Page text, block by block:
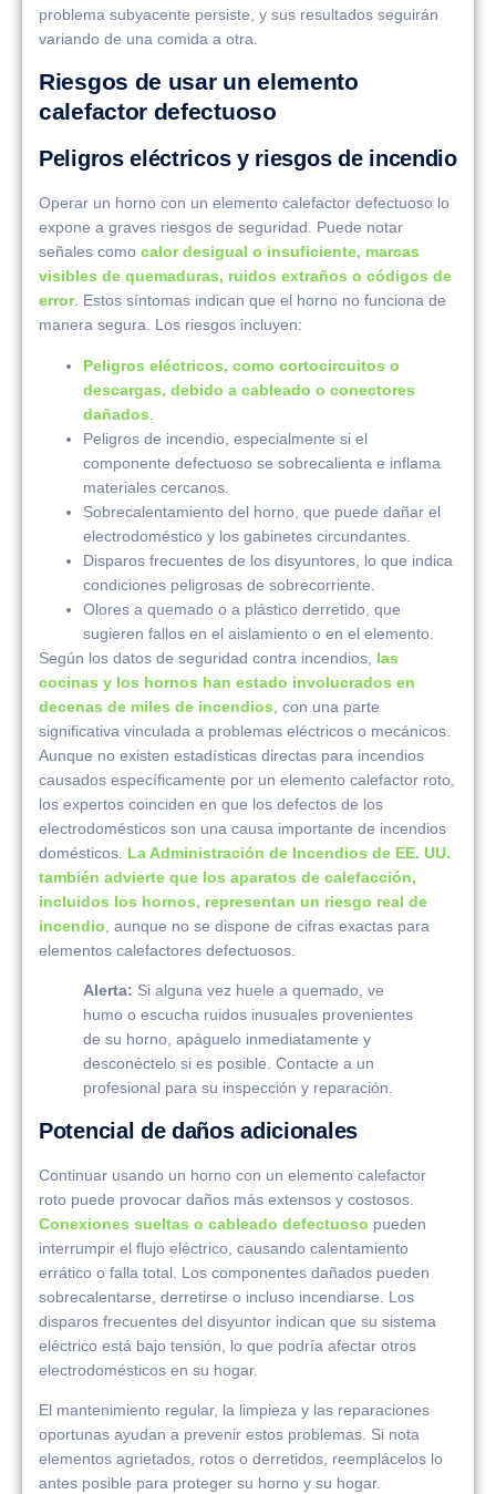
problema subyacente persiste, y sus resultados seguirán
variando de una comida a otra.
Riesgos de usar un elemento
calefactor defectuoso
Peligros eléctricos y riesgos de incendio
Operar un horno con un elemento calefactor defectuoso lo
expone a graves riesgos de seguridad. Puede notar
señales como calor desigual o insuficiente, marcas
visibles de quemaduras, ruidos extraños o códigos de
error. Estos síntomas indican que el horno no funciona de
manera segura. Los riesgos incluyen:
Peligros eléctricos, como cortocircuitos o
descargas, debido a cableado o conectores
dañados
Peligros de incendio, especialmente si el
componente defectuoso se sobrecalienta e inflama
materiales cercanos.
Sobrecalentamiento del horno, que puede dañar el
electrodoméstico y los gabinetes circundantes.
Disparos frecuentes de los disyuntores, lo que indica
condiciones peligrosas de sobrecorriente.
Olores a quemado o a plástico derretido, que
sugieren fallos en el aislamiento o en el elemento.
Según los datos de seguridad contra incendios, las
cocinas y los hornos han estado involucrados en
decenas de miles de incendios , con una parte
significativa vinculada a problemas eléctricos o mecánicos.
Aunque no existen estadísticas directas para incendios
causados específicamente por un elemento calefactor roto,
los expertos coinciden en que los defectos de los
electrodomésticos son una causa importante de incendios
domésticos. La Administración de Incendios de EE. UU.
también advierte que los aparatos de calefacción,
incluidos los hornos, representan un riesgo real de
incendio , aunque no se dispone de cifras exactas para
elementos calefactores defectuosos.
Alerta: Si alguna vez huele a quemado, ve
humo o escucha ruidos inusuales provenientes
de su horno, apáguelo inmediatamente y
desconéctelo si es posible. Contacte a un
profesional para su inspección y reparación.
Potencial de daños adicionales
Continuar usando un horno con un elemento calefactor
roto puede provocar daños más extensos y costosos.
Conexiones sueltas o cableado defectuoso pueden
interrumpir el flujo eléctrico, causando calentamiento
errático o falla total. Los componentes dañados pueden
sobrecalentarse, derretirse o incluso incendiarse. Los
disparos frecuentes del disyuntor indican que su sistema
eléctrico está bajo tensión, lo que podría afectar otros
electrodomésticos en su hogar.
El mantenimiento regular, la limpieza y las reparaciones
oportunas ayudan a prevenir estos problemas. Si nota
elementos agrietados, rotos o derretidos, reemplácelos lo
antes posible para proteger su horno y su hogar.